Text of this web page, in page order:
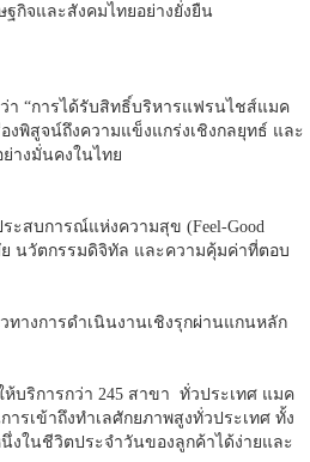
ฐกิจและสังคมไทยอย่างยั่งยืน
“การได้รับสิทธิ์บริหารแฟรนไชส์แมค
องพิสูจน์ถึงความแข็งแกร่งเชิงกลยุทธ์ และ
างมั่นคงในไทย
ะสบการณ์แห่งความสุข (Feel-Good
นวัตกรรมดิจิทัล และความคุ้มค่าที่ตอบ
างการดำเนินงานเชิงรุกผ่านแกนหลัก
ห้บริการกว่า 245 สาขา ทั่วประเทศ แมค
ารเข้าถึงทำเลศักยภาพสูงทั่วประเทศ ทั้ง
งในชีวิตประจำวันของลูกค้าได้ง่ายและ